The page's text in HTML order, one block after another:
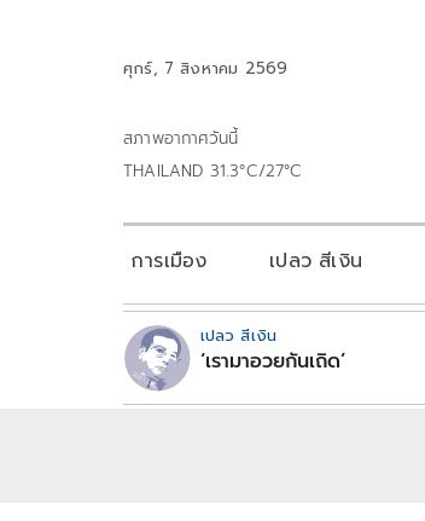
ศุกร์, 7 สิงหาคม 2569
สภาพอากาศวันนี้
THAILAND 31.3°C/27°C
การเมือง เปลว สีเงิน
เปลว สีเงิน
‘เรามาอวยกันเถิด’